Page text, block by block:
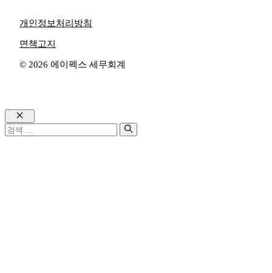
© 2026 에이펙스 세무회계
개인정보처리방침
면책고지
Close
검